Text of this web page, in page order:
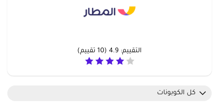
التقييم: 4.9
(
10 تقييم)
كل الكوبونات